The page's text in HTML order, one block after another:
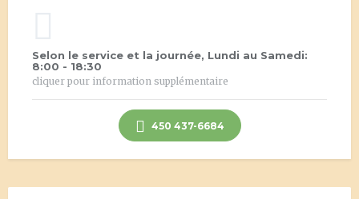
Selon le service et la journée, Lundi au Samedi:
8:00 - 18:30
cliquer pour information supplémentaire
450 437-6684